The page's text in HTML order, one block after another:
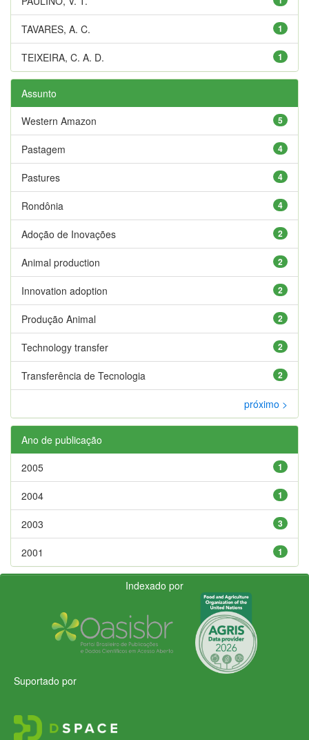
1
TAVARES, A. C.
1
TEIXEIRA, C. A. D.
Assunto
5
Western Amazon
4
Pastagem
4
Pastures
4
Rondônia
2
Adoção de Inovações
2
Animal production
2
Innovation adoption
2
Produção Animal
2
Technology transfer
2
Transferência de Tecnologia
próximo >
Ano de publicação
1
2005
1
2004
3
2003
1
2001
Indexado por
Suportado por